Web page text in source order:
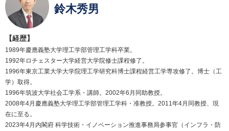
鈴木秀男
【経歴】
1989年慶應義塾大学理工学部管理工学科卒業。
1992年ロチェスター大学経営大学院修士課程修了。
1996年東京工業大学大学院理工学研究科博士課程経営工学専攻修了。博士（工
学）取得。
1996年筑波大学社会工学系・講師。2002年6月同助教授。
2008年4月慶應義塾大学理工学部管理工学科・准教授。2011年4月同教授、現
在に至る。
2023年4月内閣府 科学技術・イノベーション推進事務局参事官（インフラ・防